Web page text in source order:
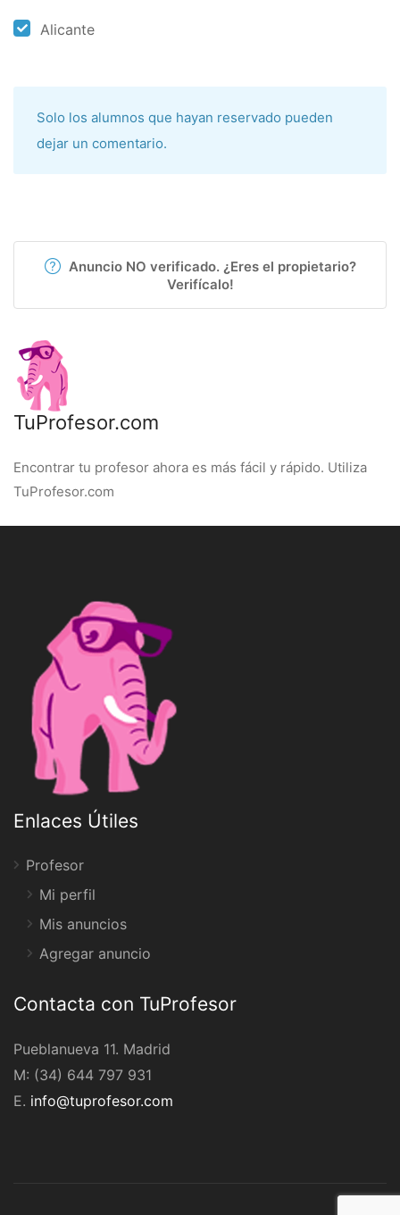
Alicante
Solo los alumnos que hayan reservado pueden
dejar un comentario.
Anuncio NO verificado. ¿Eres el propietario?
Verifícalo!
TuProfesor.com
Encontrar tu profesor ahora es más fácil y rápido. Utiliza
TuProfesor.com
Enlaces Útiles
Profesor
Mi perfil
Mis anuncios
Agregar anuncio
Contacta con TuProfesor
Pueblanueva 11. Madrid
M: (34) 644 797 931
E. info@tuprofesor.com